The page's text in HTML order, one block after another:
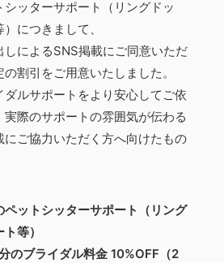
ッターサポート（リングドッ
につきまして、
しによるSNS掲載にご同意いただ
割引をご用意いたしました。
ダルサポートをより安心してご依
際のサポートの雰囲気が伝わる
にご協力いただく方へ向けたもの
ットシッターサポート（リング
等）
のブライダル料金 10%OFF（2